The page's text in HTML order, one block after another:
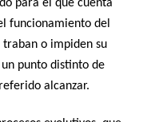
para el que cuenta
funcionamiento del
traban o impiden su
punto distinto de
alcanzar.